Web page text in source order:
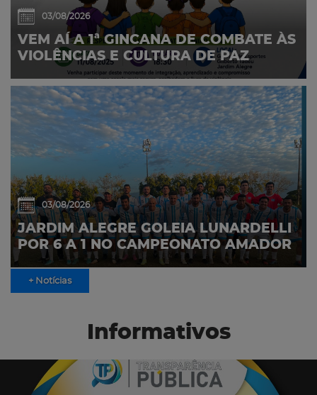
03/08/2026
VEM AÍ A 1ª GINCANA DE COMBATE ÀS
VIOLÊNCIAS E CULTURA DE PAZ
03/08/2026
JARDIM ALEGRE GOLEIA LUNARDELLI
POR 6 A 1 NO CAMPEONATO AMADOR
+ Notícias
Informativos